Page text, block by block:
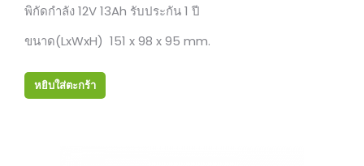
พิกัดกำลัง 12V 13Ah รับประกัน 1 ปี
ขนาด(LxWxH) 151 x 98 x 95 mm.
หยิบใส่ตะกร้า